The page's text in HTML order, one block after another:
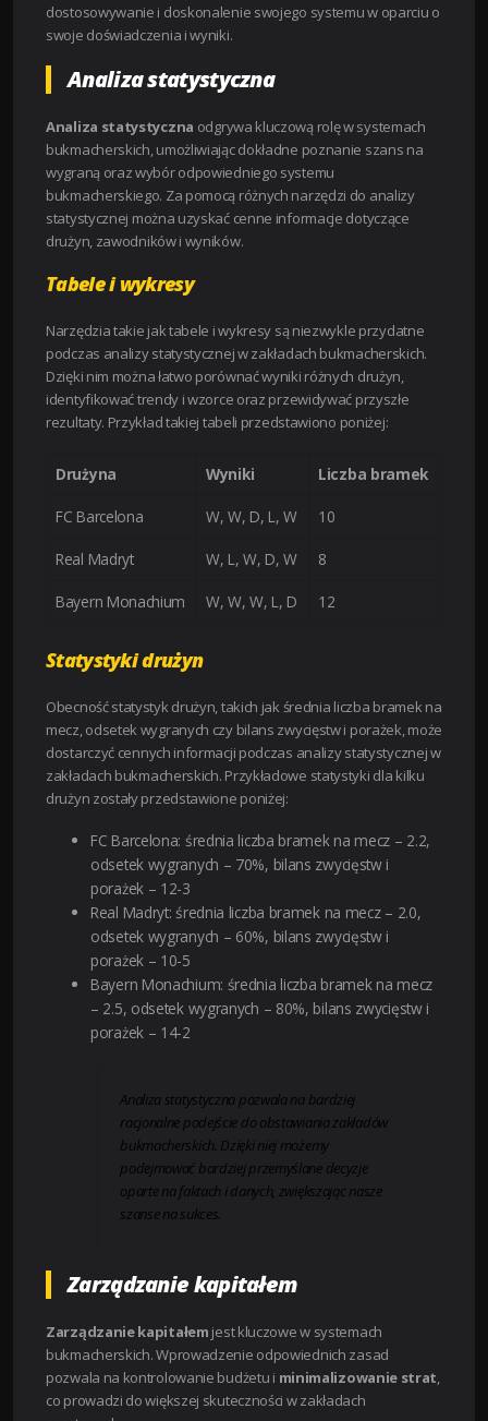
dostosowywanie i doskonalenie swojego systemu w oparciu o
swoje doświadczenia i wyniki.
Analiza statystyczna
Analiza statystyczna odgrywa kluczową rolę w systemach
bukmacherskich, umożliwiając dokładne poznanie szans na
wygraną oraz wybór odpowiedniego systemu
bukmacherskiego. Za pomocą różnych narzędzi do analizy
statystycznej można uzyskać cenne informacje dotyczące
drużyn, zawodników i wyników.
Tabele i wykresy
Narzędzia takie jak tabele i wykresy są niezwykle przydatne
podczas analizy statystycznej w zakładach bukmacherskich.
Dzięki nim można łatwo porównać wyniki różnych drużyn,
identyfikować trendy i wzorce oraz przewidywać przyszłe
rezultaty. Przykład takiej tabeli przedstawiono poniżej:
Drużyna Wyniki Liczba bramek
FC Barcelona W, W, D, L, W 10
Real Madryt W, L, W, D, W 8
Bayern Monachium W, W, W, L, D 12
Statystyki drużyn
Obecność statystyk drużyn, takich jak średnia liczba bramek na
mecz, odsetek wygranych czy bilans zwycięstw i porażek, może
dostarczyć cennych informacji podczas analizy statystycznej w
zakładach bukmacherskich. Przykładowe statystyki dla kilku
drużyn zostały przedstawione poniżej:
FC Barcelona: średnia liczba bramek na mecz – 2.2,
odsetek wygranych – 70%, bilans zwycięstw i
porażek – 12-3
Real Madryt: średnia liczba bramek na mecz – 2.0,
odsetek wygranych – 60%, bilans zwycięstw i
porażek – 10-5
Bayern Monachium: średnia liczba bramek na mecz
– 2.5, odsetek wygranych – 80%, bilans zwycięstw i
porażek – 14-2
Analiza statystyczna pozwala na bardziej
racjonalne podejście do obstawiania zakładów
bukmacherskich. Dzięki niej możemy
podejmować bardziej przemyślane decyzje
oparte na faktach i danych, zwiększając nasze
szanse na sukces.
Zarządzanie kapitałem
Zarządzanie kapitałem jest kluczowe w systemach
bukmacherskich. Wprowadzenie odpowiednich zasad
pozwala na kontrolowanie budżetu i minimalizowanie strat,
co prowadzi do większej skuteczności w zakładach